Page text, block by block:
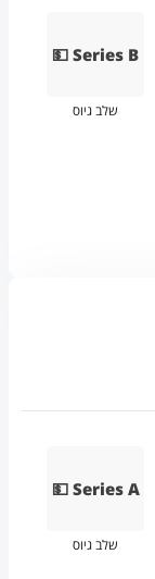
💵 Series B
שלב גיוס
💵 Series A
שלב גיוס